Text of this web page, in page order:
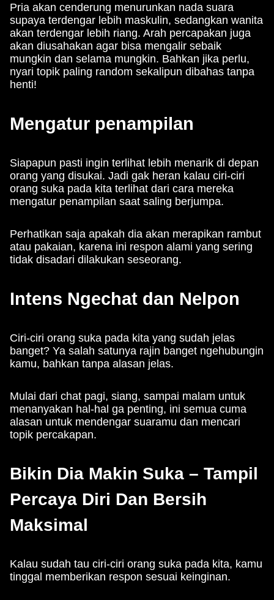
Pria akan cenderung menurunkan nada suara
supaya terdengar lebih maskulin, sedangkan wanita
akan terdengar lebih riang. Arah percapakan juga
akan diusahakan agar bisa mengalir sebaik
mungkin dan selama mungkin. Bahkan jika perlu,
nyari topik paling random sekalipun dibahas tanpa
henti!
Mengatur penampilan
Siapapun pasti ingin terlihat lebih menarik di depan
orang yang disukai. Jadi gak heran kalau ciri-ciri
orang suka pada kita terlihat dari cara mereka
mengatur penampilan saat saling berjumpa.
Perhatikan saja apakah dia akan merapikan rambut
atau pakaian, karena ini respon alami yang sering
tidak disadari dilakukan seseorang.
Intens Ngechat dan Nelpon
Ciri-ciri orang suka pada kita yang sudah jelas
banget? Ya salah satunya rajin banget ngehubungin
kamu, bahkan tanpa alasan jelas.
Mulai dari chat pagi, siang, sampai malam untuk
menanyakan hal-hal ga penting, ini semua cuma
alasan untuk mendengar suaramu dan mencari
topik percakapan.
Bikin Dia Makin Suka – Tampil
Percaya Diri Dan Bersih
Maksimal
Kalau sudah tau ciri-ciri orang suka pada kita, kamu
tinggal memberikan respon sesuai keinginan.